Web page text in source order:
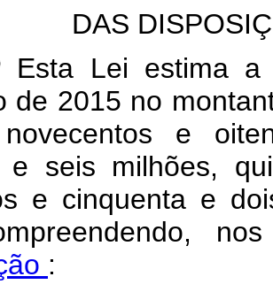
DAS
Esta Lei estima
de 2015 no
novecentos e
e seis milhões,
e cinquenta e
: